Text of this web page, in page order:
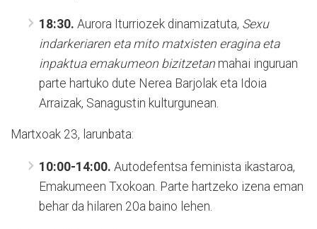
18:30. Aurora Iturriozek dinamizatuta, Sexu
indarkeriaren eta mito matxisten eragina eta
inpaktua emakumeon bizitzetan mahai inguruan
parte hartuko dute Nerea Barjolak eta Idoia
Arraizak, Sanagustin kulturgunean.
Martxoak 23, larunbata:
10:00-14:00. Autodefentsa feminista ikastaroa,
Emakumeen Txokoan. Parte hartzeko izena eman
behar da hilaren 20a baino lehen.